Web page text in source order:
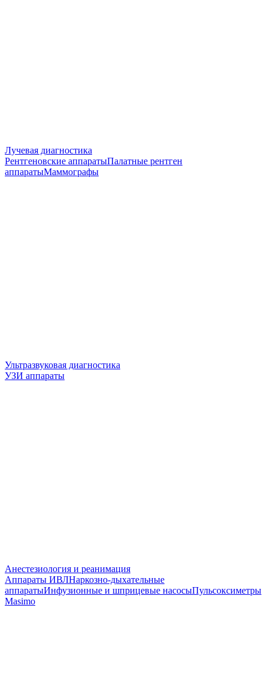
Лучевая диагностика
Рентгеновские аппаратыПалатные рентген
аппаратыМаммографы
Ультразвуковая диагностика
УЗИ аппараты
Анестезиология и реанимация
Аппараты ИВЛНаркозно-дыхательные
аппаратыИнфузионные и шприцевые насосыПульсоксиметры
Masimo